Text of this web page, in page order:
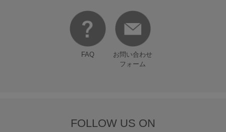
FAQ
お問い合わせ
フォーム
FOLLOW US ON